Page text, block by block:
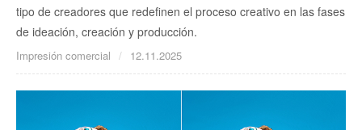
tipo de creadores que redefinen el proceso creativo en las fases
de ideación, creación y producción.
Impresión comercial 12.11.2025